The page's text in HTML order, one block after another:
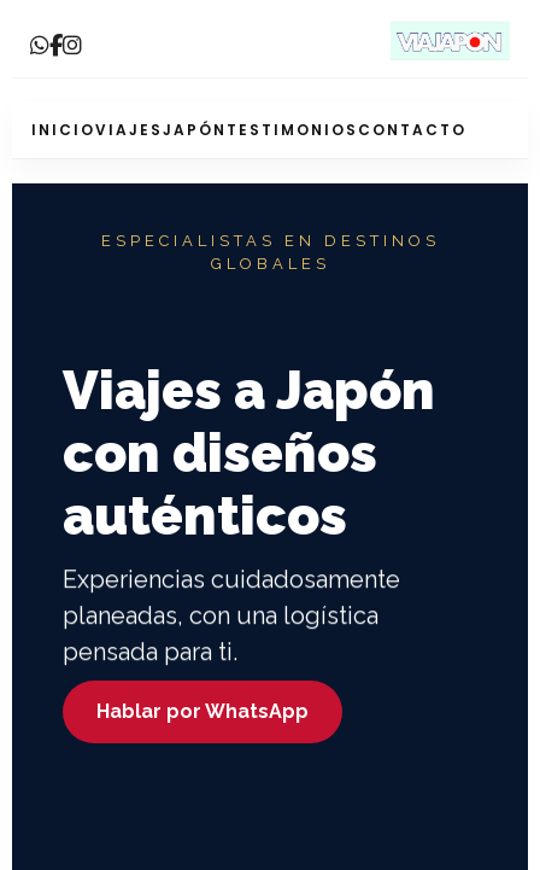
INICIOVIAJESJAPÓN TESTIMONIOS CONTACTO
ESPECIALISTAS EN DESTINOS
GLOBALES
Viajes a Japón
con diseños
auténticos
Experiencias cuidadosamente
planeadas, con una logística
pensada para ti.
Hablar por WhatsApp